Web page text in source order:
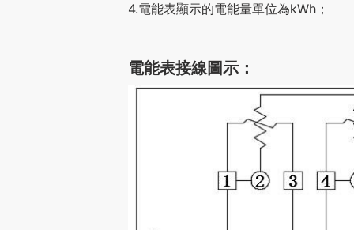
電能表接線圖示：
4.電能表顯示的電能量單位為kWh；